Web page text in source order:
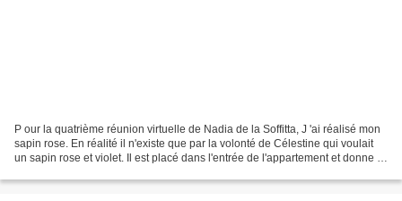
P our la quatrième réunion virtuelle de Nadia de la Soffitta, J 'ai réalisé mon
sapin rose. En réalité il n'existe que par la volonté de Célestine qui voulait
un sapin rose et violet. Il est placé dans l'entrée de l'appartement et donne le